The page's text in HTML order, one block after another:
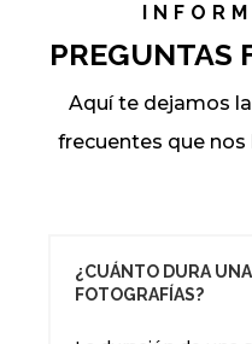
PREGUNTAS
Aquí te dejamos
frecuentes que nos
¿CUÁNTO DURA
FOTOGRAFÍAS?